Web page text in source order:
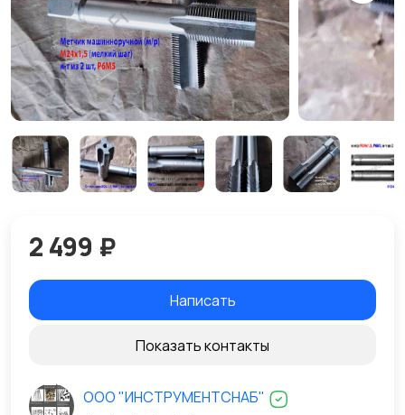
2 499 ₽
Написать
Показать контакты
ООО "ИНСТРУМЕНТСНАБ"